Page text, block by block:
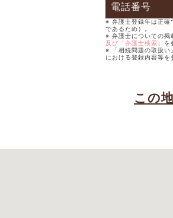
電話番号
※ 弁護士登録年は正確
であるため）。
※ 弁護士についての掲
及び「弁護士検索」 を
※ 「相続問題の取扱い
における登録内容等を
この